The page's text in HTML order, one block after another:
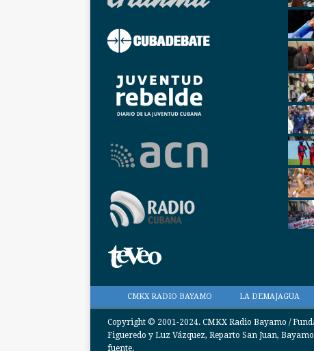
CMKX RADIO BAYAMO LA DEMAJAGUA
Copyright © 2001-2024. CMKX Radio Bayamo /
Figueredo y Luz Vázquez, Reparto San Juan,
fuente.